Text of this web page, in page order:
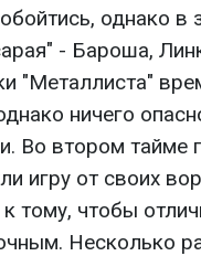
однако
- Бароша,
"Металлиста"
ничего
Во втором тайме
игру от своих
тому, чтобы
Несколько